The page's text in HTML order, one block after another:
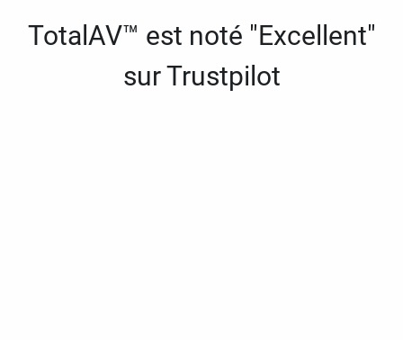
TotalAV™ est noté "Excellent"
sur Trustpilot